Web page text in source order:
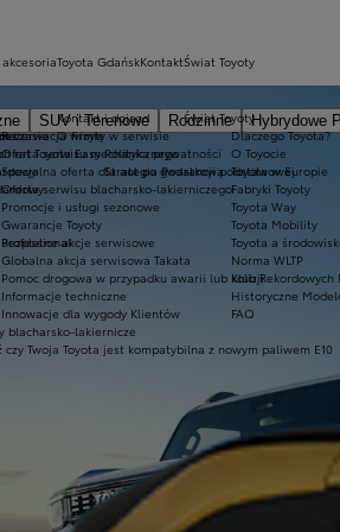
SUV i Terenowe Rodzinne Hybrydowe
czasie
rat Toyota Easy
Rezerwacja wizyty w serwisie
Oferta serwisu mechanicznego
Specjalna oferta dla aut po gwarancji podstawowej
Oferta serwisu blacharsko-lakierniczego
Promocje i usługi sezonowe
Gwarancje Toyoty
Bezpłatne akcje serwisowe
Globalna akcja serwisowa Takata
Pomoc drogowa w przypadku awarii lub kolizji
Informacje techniczne
Innowacje dla wygody Klientów
blacharsko-lakiernicze
czy Twoja Toyota jest kompatybilna z nowym paliwem E10
Toyota Gdańsk
Kontakt i dojazd
O firmie
Polityka prywatności
Strategia Podatkowa
KontaktŚwiat Toyoty
Świat Toyoty
Dlaczego Toyota?
O Toyocie
Toyota w Europie
Fabryki Toyoty
Toyota Way
Toyota Mobility
Toyota a
Norma WLTP
Klub Rekordowych
Historyczne
FAQ